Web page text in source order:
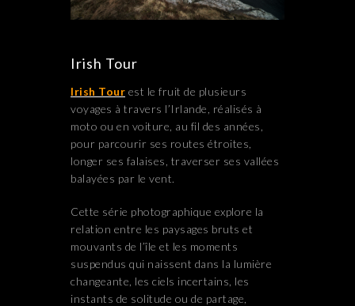
Irish Tour
Irish Tour est le fruit de plusieurs
voyages à travers l’Irlande, réalisés à
moto ou en voiture, au fil des années,
pour parcourir ses routes étroites,
longer ses falaises, traverser ses vallées
balayées par le vent.
Cette série photographique explore la
relation entre les paysages bruts et
mouvants de l’île et les moments
suspendus qui naissent dans la lumière
changeante, les ciels incertains, les
instants de solitude ou de partage,